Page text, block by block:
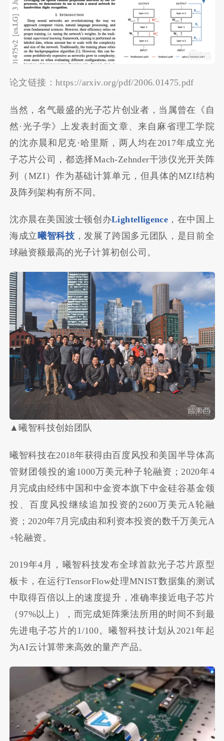
论文链接：https://arxiv.org/pdf/2006.01475.pdf
当然，名气最盛的光子芯片创业者，当属曾在《自
然·光子学》上发表封面文章、来自麻省理工学院
的沈亦晨和尼克·哈里斯，两人均在2017年成立光
子芯片公司，都选择Mach-Zehnder干涉仪光开关阵
列（MZI）作为基础计算单元，但具体的MZI结构
及阵列架构有所不同。
沈亦晨在美国波士顿创办Lightelligence ，在中国上
海成立曦智科技 ，发展了跨国多元团队，是目前全
球融资额最高的光子计算初创公司。
▲曦智科技创始团队
曦智科技在2018年获得由百度风投和美国半导体高
管财团领投的逾1000万美元种子轮融资；2020年4
月完成由经纬中国和中金资本旗下中金硅谷基金领
投、百度风投继续追加投资的2600万美元A轮融
资；2020年7月完成由和利资本投资的数千万美元A
+轮融资。
2019年4月，曦智科技发布全球首款光子芯片原型
板卡，在运行TensorFlow处理MNIST数据集的测试
中取得百倍以上的速度提升，准确率接近电子芯片
（97%以上），而完成矩阵乘法所用的时间不到最
先进电子芯片的1/100。曦智科技计划从2021年起
为AI云计算带来高效的量产产品。